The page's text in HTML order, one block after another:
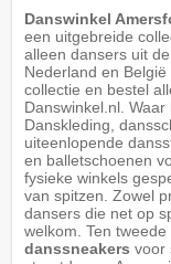
Danswinkel
een uitgebreide
alleen dansers uit de
Nederland en
collectie en bestel
Danswinkel.nl.
Danskleding,
uiteenlopende
en balletschoenen
fysieke winkels
van spitzen. Zowel
dansers die net op
welkom. Ten
danssneakers voor